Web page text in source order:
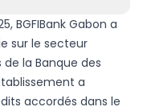
BGFIBank Gabon a
sur le secteur
la Banque des
a
accordés dans le